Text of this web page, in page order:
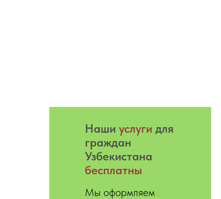
Hаши услуги для
граждан
Узбекистана
бесплатны
Мы оформляем